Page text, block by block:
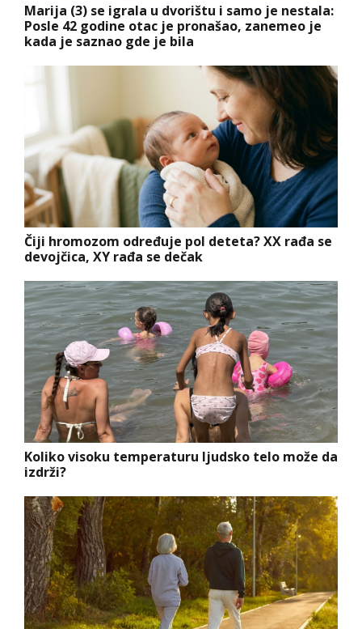
Marija (3) se igrala u dvorištu i samo je nestala:
Posle 42 godine otac je pronašao, zanemeo je
kada je saznao gde je bila
Čiji hromozom određuje pol deteta? XX rađa se
devojčica, XY rađa se dečak
Koliko visoku temperaturu ljudsko telo može da
izdrži?